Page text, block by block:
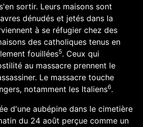
sortir. Leurs maisons sont
dénudés et jetés dans la
à se réfugier chez des
des catholiques tenus en
fouillées5. Ceux qui
au massacre prennent le
Le massacre touche
notamment les Italiens6.
d'une aubépine dans le cimetière
du 24 août perçue comme un